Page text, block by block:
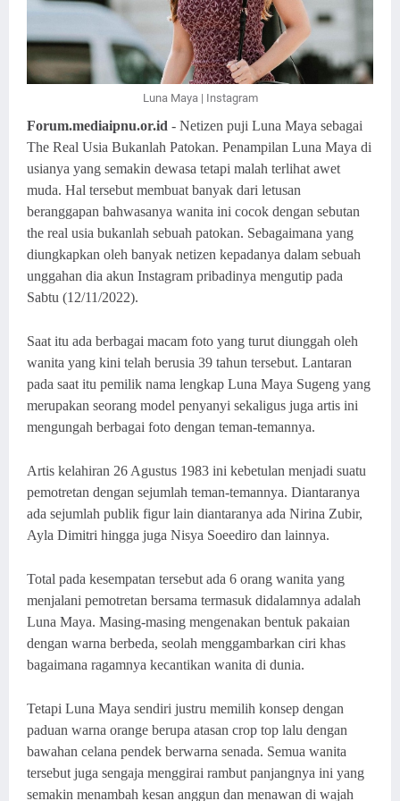
Luna Maya | Instagram
Forum.mediaipnu.or.id - Netizen puji Luna Maya sebagai
The Real Usia Bukanlah Patokan. Penampilan Luna Maya di
usianya yang semakin dewasa tetapi malah terlihat awet
muda. Hal tersebut membuat banyak dari letusan
beranggapan bahwasanya wanita ini cocok dengan sebutan
the real usia bukanlah sebuah patokan. Sebagaimana yang
diungkapkan oleh banyak netizen kepadanya dalam sebuah
unggahan dia akun Instagram pribadinya mengutip pada
Sabtu (12/11/2022).
Saat itu ada berbagai macam foto yang turut diunggah oleh
wanita yang kini telah berusia 39 tahun tersebut. Lantaran
pada saat itu pemilik nama lengkap Luna Maya Sugeng yang
merupakan seorang model penyanyi sekaligus juga artis ini
mengungah berbagai foto dengan teman-temannya.
Artis kelahiran 26 Agustus 1983 ini kebetulan menjadi suatu
pemotretan dengan sejumlah teman-temannya. Diantaranya
ada sejumlah publik figur lain diantaranya ada Nirina Zubir,
Ayla Dimitri hingga juga Nisya Soeediro dan lainnya.
Total pada kesempatan tersebut ada 6 orang wanita yang
menjalani pemotretan bersama termasuk didalamnya adalah
Luna Maya. Masing-masing mengenakan bentuk pakaian
dengan warna berbeda, seolah menggambarkan ciri khas
bagaimana ragamnya kecantikan wanita di dunia.
Tetapi Luna Maya sendiri justru memilih konsep dengan
paduan warna orange berupa atasan crop top lalu dengan
bawahan celana pendek berwarna senada. Semua wanita
tersebut juga sengaja menggirai rambut panjangnya ini yang
semakin menambah kesan anggun dan menawan di wajah